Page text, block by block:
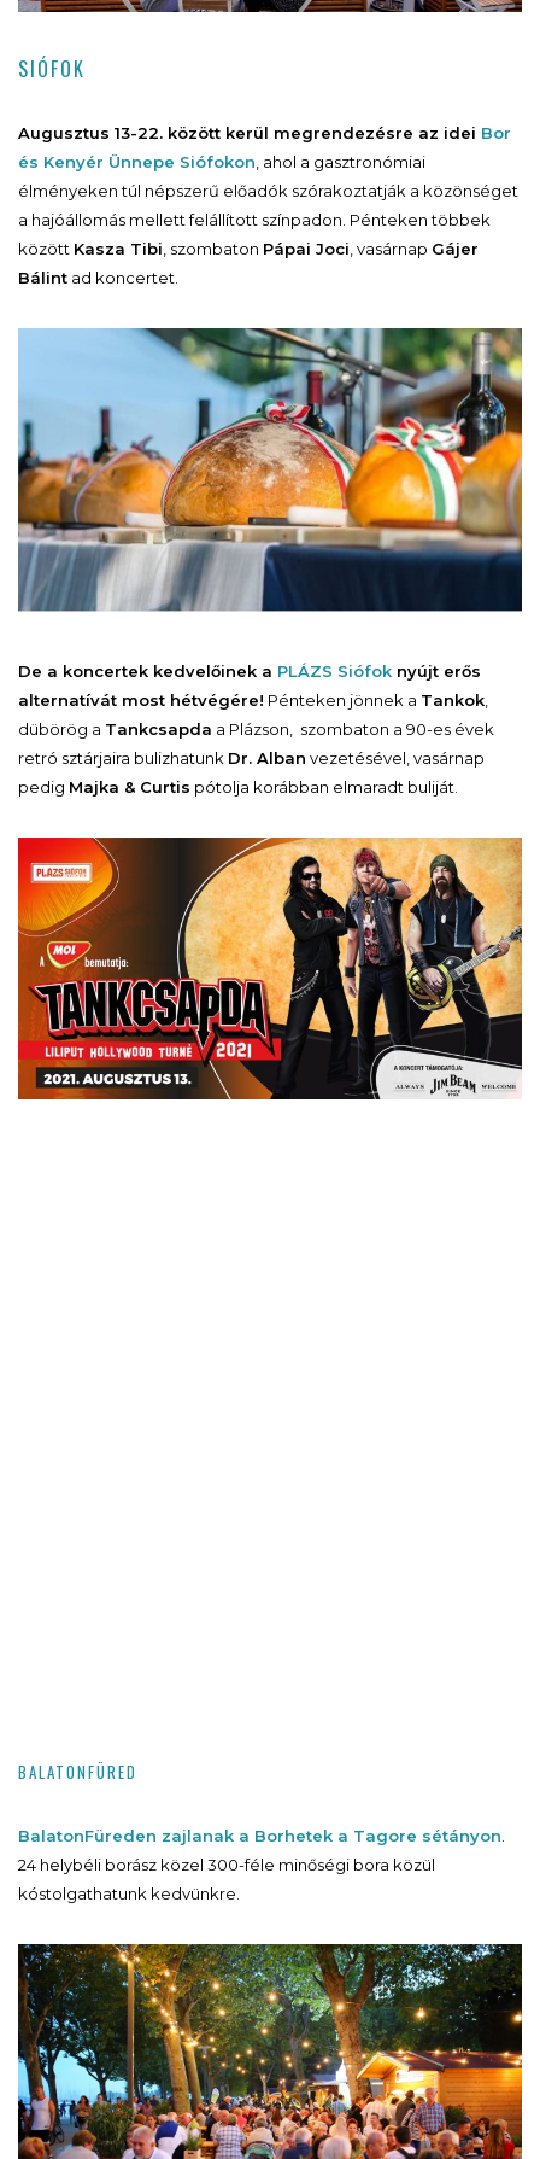
SIÓFOK
Augusztus 13-22. között kerül megrendezésre az idei Bor
és Kenyér Ünnepe Siófokon, ahol a gasztronómiai
élményeken túl népszerű előadók szórakoztatják a közönséget
a hajóállomás mellett felállított színpadon. Pénteken többek
között Kasza Tibi, szombaton Pápai Joci, vasárnap Gájer
Bálint ad koncertet.
De a koncertek kedvelőinek a PLÁZS Siófok nyújt erős
alternatívát most hétvégére! Pénteken jönnek a Tankok
dübörög a Tankcsapda a Plázson, szombaton a 90-es évek
retró sztárjaira bulizhatunk Dr. Alban vezetésével, vasárnap
pedig Majka & Curtis pótolja korábban elmaradt buliját.
BALATONFÜRED
BalatonFüreden zajlanak a Borhetek a Tagore sétányon.
24 helybéli borász közel 300-féle minőségi bora közül
kóstolgathatunk kedvünkre.